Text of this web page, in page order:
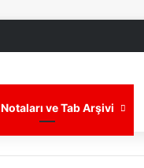
ve Tab Arşivi